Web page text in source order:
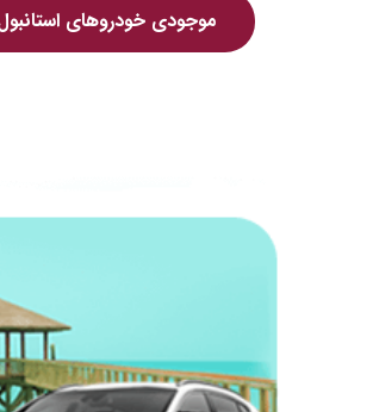
موجودی خودروهای استانبول